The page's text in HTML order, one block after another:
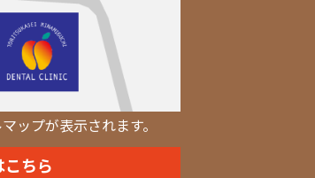
ップが表示されます。
ちら